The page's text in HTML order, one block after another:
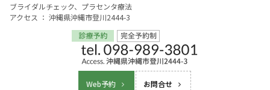
ブライダルチェック、プラセンタ療法
アクセス ： 沖縄県沖縄市登川2444-3
Web予約 お問合せ